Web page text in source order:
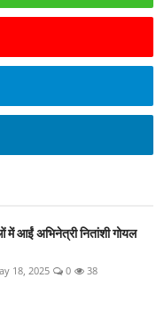
में आईं अभिनेत्री नितांशी गोयल
18, 2025 0 38